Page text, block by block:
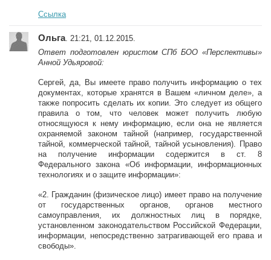
Ссылка
Ольга. 21:21, 01.12.2015.
Ответ подготовлен юристом СПб БОО «Перспективы»
Анной Удьяровой:
Сергей, да, Вы имеете право получить информацию о тех
документах, которые хранятся в Вашем «личном деле», а
также попросить сделать их копии. Это следует из общего
правила о том, что человек может получить любую
относящуюся к нему информацию, если она не является
охраняемой законом тайной (например, государственной
тайной, коммерческой тайной, тайной усыновления). Право
на получение информации содержится в ст. 8
Федерального закона «Об информации, информационных
технологиях и о защите информации»:
«2. Гражданин (физическое лицо) имеет право на получение
от государственных органов, органов местного
самоуправления, их должностных лиц в порядке,
установленном законодательством Российской Федерации,
информации, непосредственно затрагивающей его права и
свободы».